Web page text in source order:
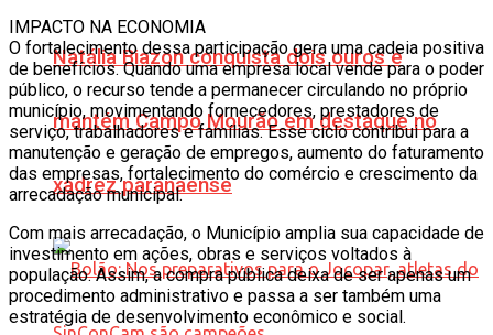
Natália Biazon conquista dois ouros e
mantém Campo Mourão em destaque no
xadrez paranaense
IMPACTO NA ECONOMIA
O fortalecimento dessa participação gera uma cadeia positiva
de benefícios. Quando uma empresa local vende para o poder
público, o recurso tende a permanecer circulando no próprio
município, movimentando fornecedores, prestadores de
serviço, trabalhadores e famílias. Esse ciclo contribui para a
manutenção e geração de empregos, aumento do faturamento
das empresas, fortalecimento do comércio e crescimento da
arrecadação municipal.
Com mais arrecadação, o Município amplia sua capacidade de
investimento em ações, obras e serviços voltados à
população. Assim, a compra pública deixa de ser apenas um
procedimento administrativo e passa a ser também uma
estratégia de desenvolvimento econômico e social.